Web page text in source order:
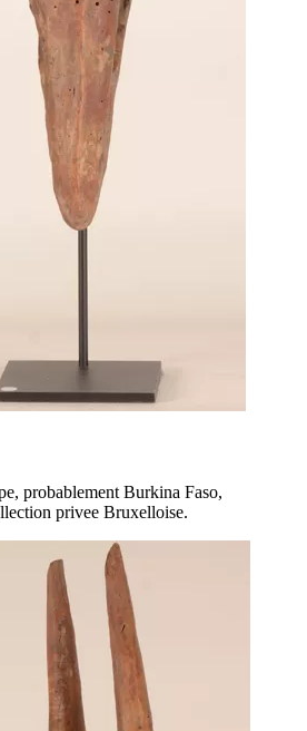
probablement Burkina Faso,
privee Bruxelloise.